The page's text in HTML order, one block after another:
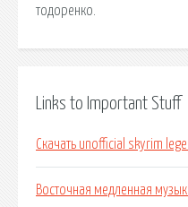
тодоренко.
Links to Important Stuff
Скачать unofficial skyrim
Восточная медленная